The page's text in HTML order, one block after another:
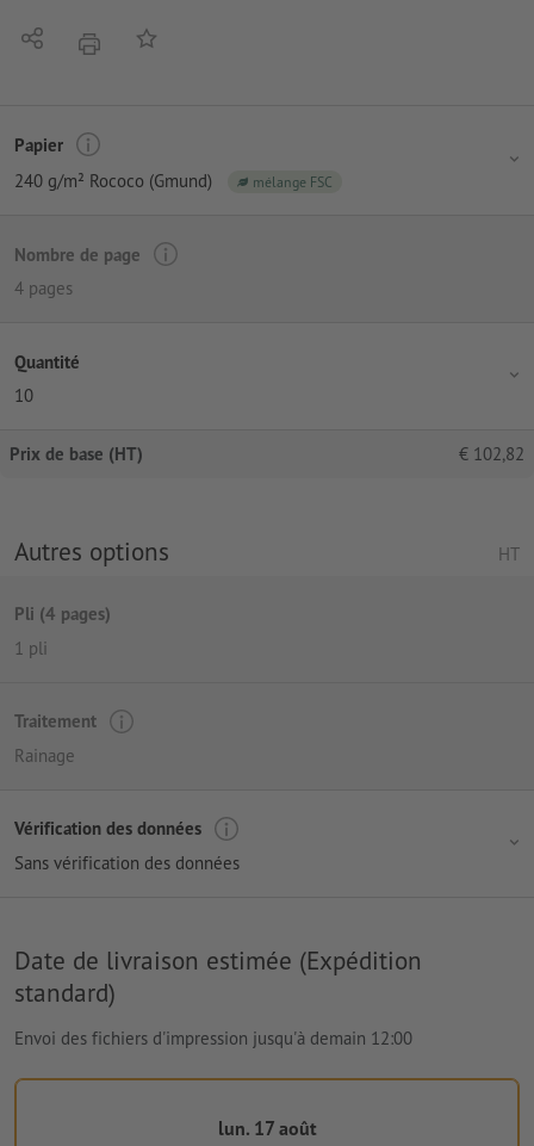
PartagerimprimerAjouter à liste d'article
Papier
240 g/m² Rococo (Gmund)
mélange FSC
Nombre de page
4 pages
Quantité
10
Prix de base (HT) € 102,82
Autres options HT
Pli (4 pages)
1 pli
Traitement
Rainage
Vérification des données
Sans vérification des données
Date de livraison estimée (Expédition
standard)
Envoi des fichiers d'impression jusqu'à demain 12:00
lun. 17 août